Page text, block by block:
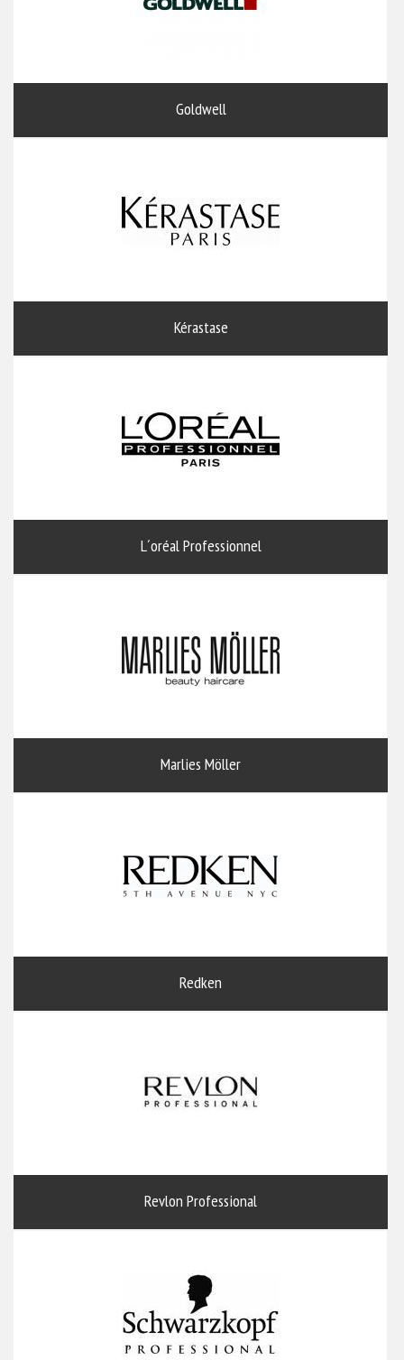
Goldwell
Kérastase
L´oréal Professionnel
Marlies Möller
Redken
Revlon Professional